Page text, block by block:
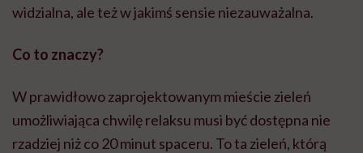
widzialna, ale też w jakimś sensie niezauważalna.
Co to znaczy?
W prawidłowo zaprojektowanym mieście zieleń
umożliwiająca chwilę relaksu musi być dostępna nie
rzadziej niż co 20 minut spaceru. To ta zieleń, którą